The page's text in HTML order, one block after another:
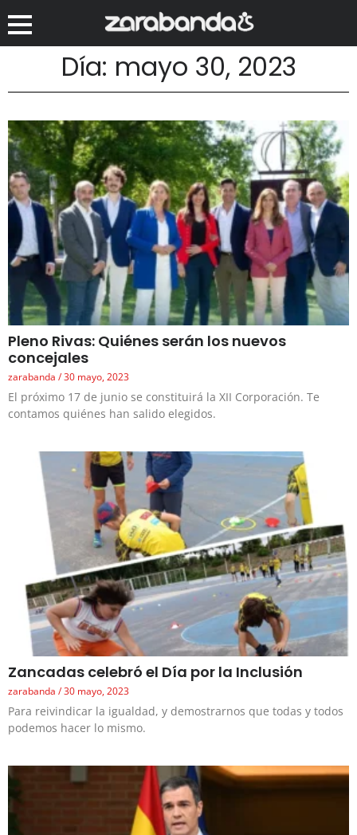
Día: mayo 30, 2023
Pleno Rivas: Quiénes serán los nuevos
concejales
zarabanda 30 mayo, 2023
El próximo 17 de junio se constituirá la XII Corporación. Te
contamos quiénes han salido elegidos.
Zancadas celebró el Día por la Inclusión
zarabanda 30 mayo, 2023
Para reivindicar la igualdad, y demostrarnos que todas y todos
podemos hacer lo mismo.